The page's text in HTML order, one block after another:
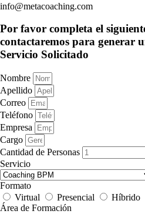
info@metacoaching.com
Por favor completa el
contactaremos para generar
Servicio Solicitado
Nombre
Apellido
Correo
Teléfono
Empresa
Cargo
Cantidad de Personas
Servicio
Formato
Virtual
Presencial
Híbrido
Área de Formación